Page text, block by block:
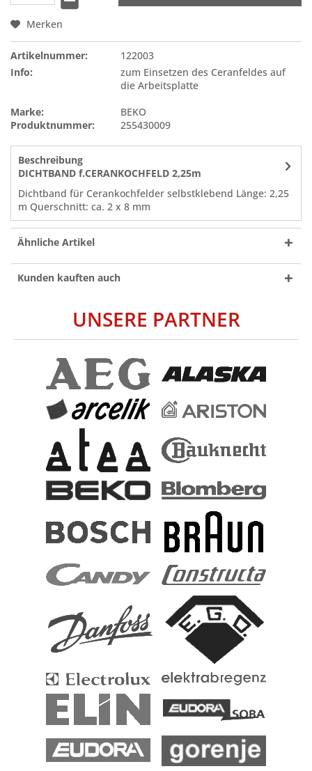
Merken
Artikelnummer:
122003
Info:
zum Einsetzen des Ceranfeldes auf
die Arbeitsplatte
Marke:
BEKO
Produktnummer:
255430009
Beschreibung
DICHTBAND f.CERANKOCHFELD 2,25m
Dichtband für Cerankochfelder selbstklebend Länge: 2,25
m Querschnitt: ca. 2 x 8 mm
Ähnliche Artikel
Kunden kauften auch
UNSERE PARTNER